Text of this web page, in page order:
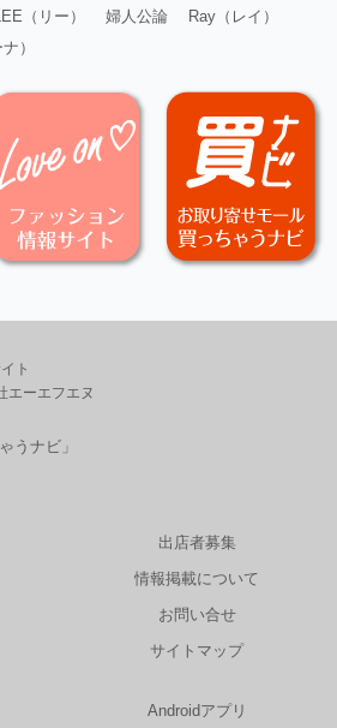
（リー） 婦人公論
Ray（レイ）
）
ト
エーエフエヌ
うナビ」
出店者募集
情報掲載について
お問い合せ
サイトマップ
Androidアプリ